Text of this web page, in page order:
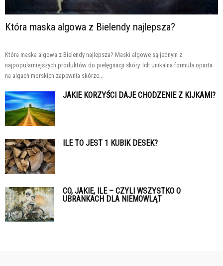
Która maska algowa z Bielendy najlepsza?
Która maska algowa z Bielendy najlepsza? Maski algowe są jednym z
najpopularniejszych produktów do pielęgnacji skóry. Ich unikalna formuła oparta
na algach morskich zapewnia skórze...
JAKIE KORZYŚCI DAJE CHODZENIE Z KIJKAMI?
ILE TO JEST 1 KUBIK DESEK?
CO, JAKIE, ILE – CZYLI WSZYSTKO O
UBRANKACH DLA NIEMOWLĄT